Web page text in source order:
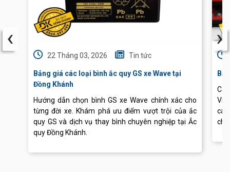
22 Tháng 03, 2026 Tin tức
Bảng giá các loại bình ắc quy GS xe Wave tại
Đồng Khánh
Hướng dẫn chọn bình GS xe Wave chính xác cho
từng đời xe. Khám phá ưu điểm vượt trội của ắc
quy GS và dịch vụ thay bình chuyên nghiệp tại Ắc
quy Đồng Khánh.
‹ ›